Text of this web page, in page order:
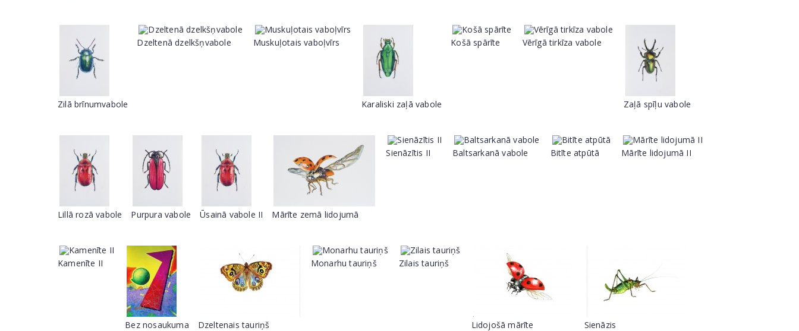
Zilā brīnumvabole
Dzeltenā dzelkšņvabole Muskuļotais vaboļvīrs
Karaliski zaļā vabole
Košā spārīte Vērīgā tirkīza vabole
Zaļā spīļu vabole
Lillā rozā vabole Purpura vabole Ūsainā vabole II Mārīte zemā lidojumā
Sienāzītis II Baltsarkanā vabole Bitīte atpūtā Mārīte lidojumā II
Kamenīte II
Bez nosaukuma Dzeltenais tauriņš
Monarhu tauriņš Zilais tauriņš
Lidojošā mārīte Sienāzis